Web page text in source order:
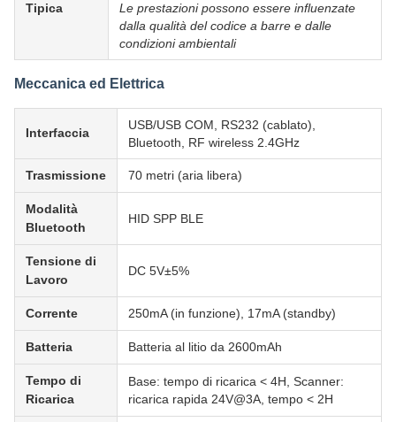
Tipica
Le prestazioni possono essere influenzate
dalla qualità del codice a barre e dalle
condizioni ambientali
Meccanica ed Elettrica
Interfaccia
USB/USB COM, RS232 (cablato),
Bluetooth, RF wireless 2.4GHz
Trasmissione 70 metri (aria libera)
Modalità
Bluetooth
HID SPP BLE
Tensione di
Lavoro
DC 5V±5%
Corrente 250mA (in funzione), 17mA (standby)
Batteria Batteria al litio da 2600mAh
Tempo di
Ricarica
Base: tempo di ricarica < 4H, Scanner:
ricarica rapida 24V@3A, tempo < 2H